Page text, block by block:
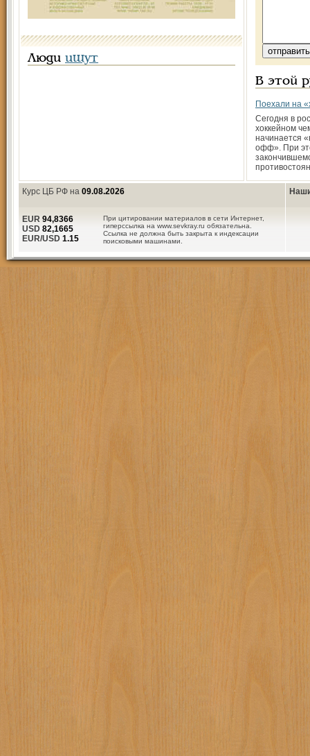
Люди ищут
В этой
Поехали на
Сегодня в
хоккейном
начинается
офф». При
Курс ЦБ РФ на 09.08.2026
При цитировании материалов в сети Интернет,
гиперссылка на www.sevkray.ru обязательна.
Ссылка не должна быть закрыта к индексации
поисковыми машинами.
EUR 94,8366
USD 82,1665
EUR/USD 1.15